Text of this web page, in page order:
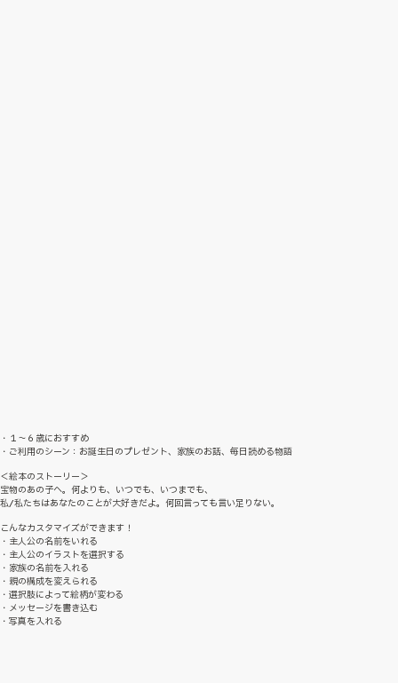
・１〜６歳におすすめ
・ご利用のシーン：お誕生日のプレゼント、家族のお話、毎日読める物語
＜絵本のストーリー＞
宝物のあの子へ。何よりも、いつでも、いつまでも、
私/私たちはあなたのことが大好きだよ。何回言っても言い足りない。
こんなカスタマイズができます！
・主人公の名前をいれる
・主人公のイラストを選択する
・家族の名前を入れる
・親の構成を変えられる
・選択肢によって絵柄が変わる
・メッセージを書き込む
・写真を入れる